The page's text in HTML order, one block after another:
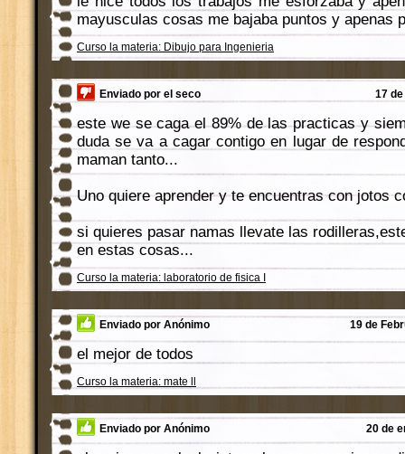
mayusculas cosas me bajaba puntos y apenas
Curso la materia: Dibujo para Ingenieria
Enviado por el seco 17
este we se caga el 89% de las practicas y
duda se va a cagar contigo en lugar de
maman tanto...
Uno quiere aprender y te encuentras con jotos
si quieres pasar namas llevate las
en estas cosas...
Curso la materia: laboratorio de fisica I
Enviado por Anónimo 19 de
el mejor de todos
Curso la materia: mate ll
Enviado por Anónimo 20 de